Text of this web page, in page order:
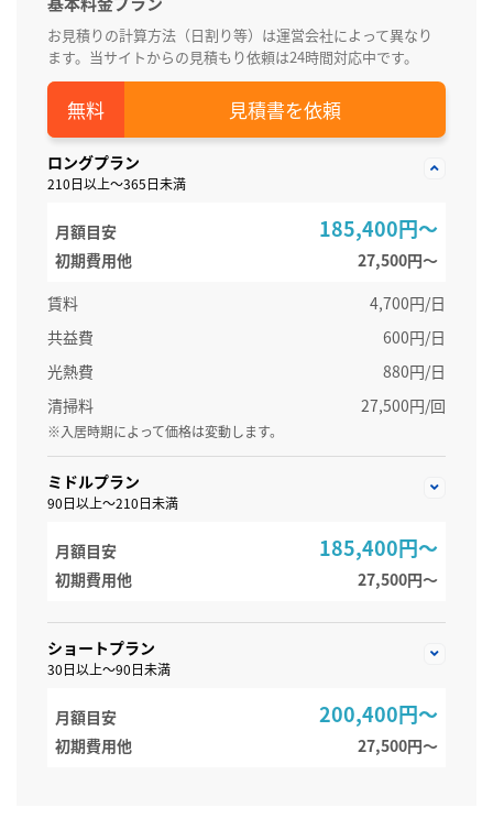
お見積りの計算方法（日割り等）は運営会社によって異なり
ます。当サイトからの見積もり依頼は24時間対応中です。
見積書を依頼
ロングプラン
210日以上～365日未満
月額目安 185,400円～
初期費用他
27,500円〜
賃料
4,700円/日
共益費
600円/日
光熱費
880円/日
清掃料
27,500円/回
※入居時期によって価格は変動します。
ミドルプラン
90日以上～210日未満
月額目安 185,400円～
初期費用他 27,500円〜
ショートプラン
30日以上～90日未満
月額目安 200,400円～
初期費用他 27,500円〜